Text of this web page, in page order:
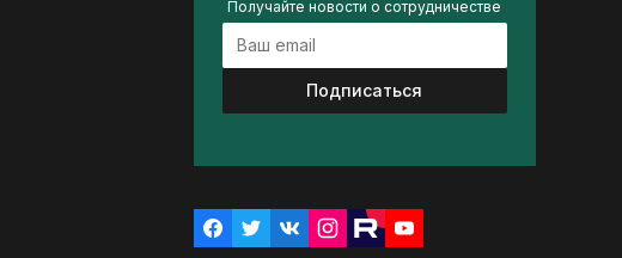
Получайте новости о сотрудничестве
Подписаться